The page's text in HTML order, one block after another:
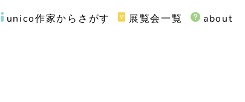
unico作家からさがす 展覧会一覧 about